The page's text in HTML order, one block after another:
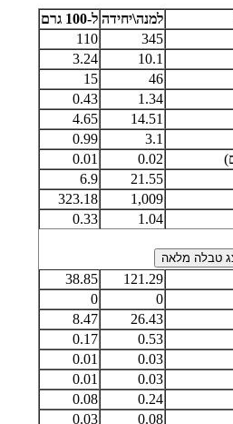
למנה\יחידה ל-100 גרם
345
110
10.1
3.24
46
15
1.34
0.43
14.51
4.65
3.1
0.99
0.02
0.01
21.55
6.9
1,009
323.18
1.04
0.33
121.29
38.85
0
0
26.43
8.47
0.53
0.17
0.03
0.01
0.03
0.01
0.24
0.08
0.08
0.03